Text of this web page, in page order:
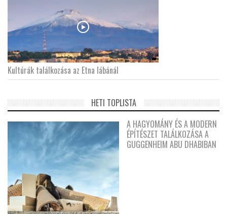
Kultúrák találkozása az Etna lábánál
HETI TOPLISTA
A HAGYOMÁNY ÉS A MODERN
ÉPÍTÉSZET TALÁLKOZÁSA A
GUGGENHEIM ABU DHABIBAN